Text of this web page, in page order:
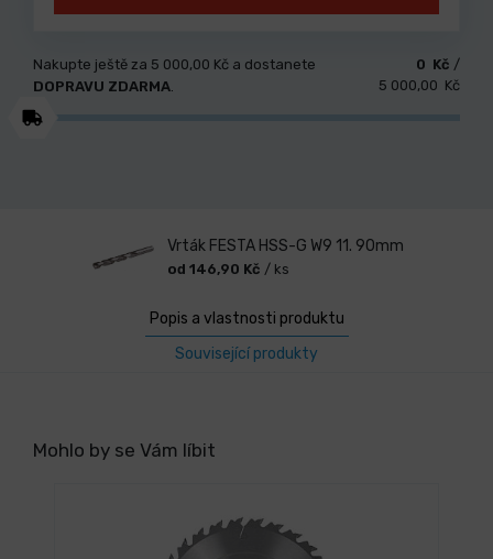
Nakupte ještě za 5 000,00 Kč a dostanete
DOPRAVU ZDARMA.
0 Kč /
5 000,00 Kč
Vrták FESTA HSS-G W9 11. 90mm
od 146,90 Kč / ks
Popis a vlastnosti produktu
Související produkty
Mohlo by se Vám líbit